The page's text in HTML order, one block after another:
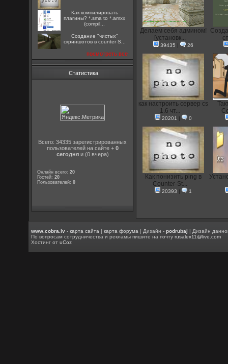
Как компилировать
плагины? *.sma to *.amxx
(compil...
Создание "чистых"
скриншотов в counter S...
посмотреть все
Статистика
Всего: 34335 зарегистрированных
пользователей на сайте + 0
сегодняи (0 вчера)
Онлайн всего:20
Гостей:20
Пользователей:0
Делаем себя админом!
[установк...
39435 | 26
как настроить сервер cs
1.6 чт...
20201 | 0
Как понизить ping в
Counter-St...
20393 | 1
www.cobra.lv -карта сайта |карта форума | Дизайн -podrubaj | Дизайн
По вопросам сотрудничества и рекламы пишите на почтуrusalex11@live.com
Хостинг отuCoz